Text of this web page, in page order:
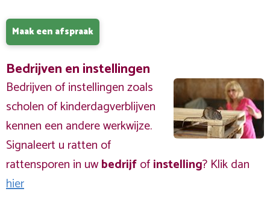
Maak een afspraak
Bedrijven en instellingen
Bedrijven of instellingen zoals
scholen of kinderdagverblijven
kennen een andere werkwijze.
Signaleert u ratten of
rattensporen in uwbedrijfofinstelling? Klik dan
hier